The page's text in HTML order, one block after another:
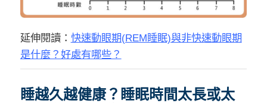
延伸閱讀： 快速動眼期(REM睡眠)與非快速動眼期
是什麼？好處有哪些？
睡越久越健康？睡眠時間太長或太